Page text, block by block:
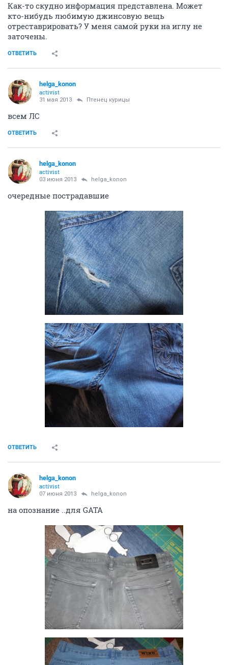
Как-то скудно информация представлена. Может
кто-нибудь любимую джинсовую вещь
отреставрировать? У меня самой руки на иглу не
заточены.
ОТВЕТИТЬ
helga_konon
activist
31 мая 2013 Птенец курицы
всем ЛС
ОТВЕТИТЬ
helga_konon
activist
03 июня 2013 helga_konon
очередные пострадавшие
ОТВЕТИТЬ
helga_konon
activist
07 июня 2013 helga_konon
на опознание ..для GATA